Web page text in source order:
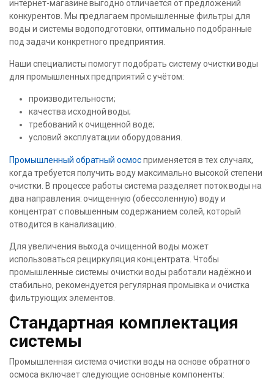
интернет-магазине выгодно отличается от предложений
конкурентов. Мы предлагаем промышленные фильтры для
воды и системы водоподготовки, оптимально подобранные
под задачи конкретного предприятия.
Наши специалисты помогут подобрать систему очистки воды
для промышленных предприятий с учётом:
производительности;
качества исходной воды;
требований к очищенной воде;
условий эксплуатации оборудования.
Промышленный обратный осмосприменяется в тех случаях,
когда требуется получить воду максимально высокой степени
очистки. В процессе работы система разделяет поток воды на
два направления: очищенную (обессоленную) воду и
концентрат с повышенным содержанием солей, который
отводится в канализацию.
Для увеличения выхода очищенной воды может
использоваться рециркуляция концентрата. Чтобы
промышленные системы очистки воды работали надёжно и
стабильно, рекомендуется регулярная промывка и очистка
фильтрующих элементов.
Стандартная комплектация
системы
Промышленная система очистки воды на основе обратного
осмоса включает следующие основные компоненты: